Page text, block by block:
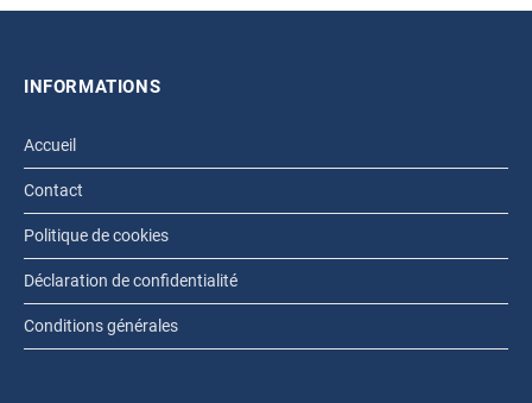
INFORMATIONS
Accueil
Contact
Politique de cookies
Déclaration de confidentialité
Conditions générales